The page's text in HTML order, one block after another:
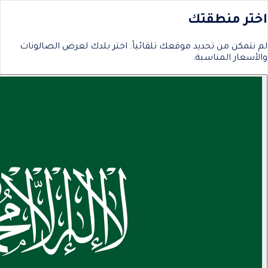
اختر منطقتك
لم نتمكن من تحديد موقعك تلقائياً. اختر بلدك لعرض الصالونات
والأسعار المناسبة.